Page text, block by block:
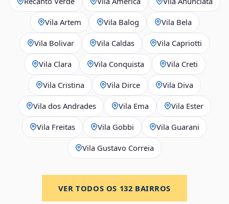
Vila Artem Vila Balog Vila Bela
Vila Bolivar Vila Caldas Vila Capriotti
Vila Clara Vila Conquista Vila Creti
Vila Cristina Vila Dirce Vila Diva
Vila dos Andrades Vila Ema Vila Ester
Vila Freitas Vila Gobbi Vila Guarani
Vila Gustavo Correia
VER TODOS OS 132 BAIRROS